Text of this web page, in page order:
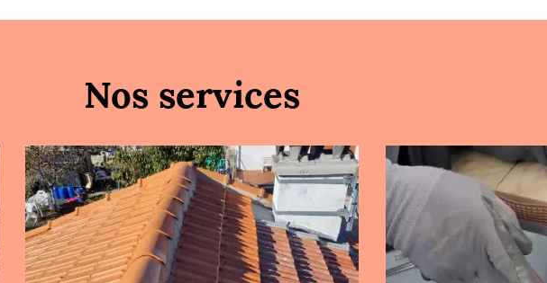
Nos services